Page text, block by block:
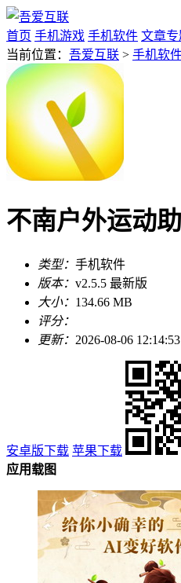
首页 手机游戏 手机软件 文章专
当前位置： 吾爱互联 > 手机软
不南户外运动
类型： 手机软件
版本： v2.5.5 最新版
大小： 134.66 MB
评分：
更新： 2026-08-06 12:14:53
安卓版下载 苹果下载
应用载图